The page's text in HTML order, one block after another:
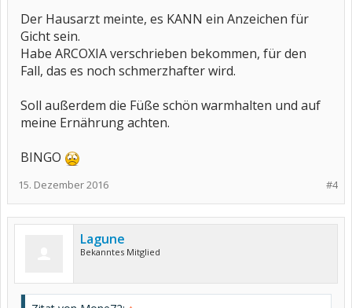
Der Hausarzt meinte, es KANN ein Anzeichen für
Gicht sein.
Habe ARCOXIA verschrieben bekommen, für den
Fall, das es noch schmerzhafter wird.
Soll außerdem die Füße schön warmhalten und auf
meine Ernährung achten.
BINGO
#4
15. Dezember 2016
Lagune
Bekanntes Mitglied